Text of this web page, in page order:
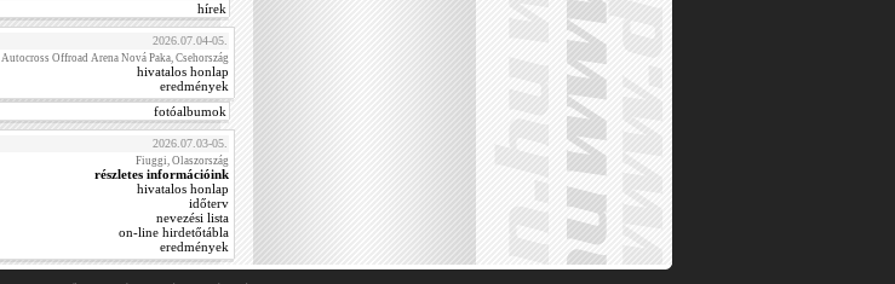
hírek
2026.07.04-05.
Autocross Offroad Arena Nová Paka, Csehország
hivatalos honlap
eredmények
fotóalbumok
2026.07.03-05.
Fiuggi, Olaszország
részletes információink
hivatalos honlap
időterv
nevezési lista
on-line hirdetőtábla
eredmények